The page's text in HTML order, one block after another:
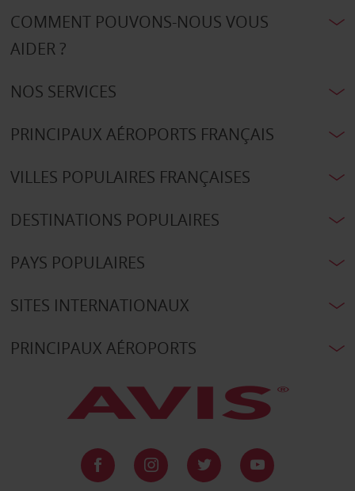
COMMENT POUVONS-NOUS VOUS
AIDER ?
NOS SERVICES
PRINCIPAUX AÉROPORTS FRANÇAIS
VILLES POPULAIRES FRANÇAISES
DESTINATIONS POPULAIRES
PAYS POPULAIRES
SITES INTERNATIONAUX
PRINCIPAUX AÉROPORTS